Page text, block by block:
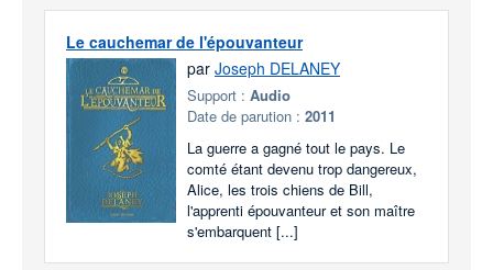
Le cauchemar de l'épouvanteur
par Joseph DELANEY
Support : Audio
Date de parution : 2011
La guerre a gagné tout le pays. Le
comté étant devenu trop dangereux,
Alice, les trois chiens de Bill,
l'apprenti épouvanteur et son maître
s'embarquent [...]